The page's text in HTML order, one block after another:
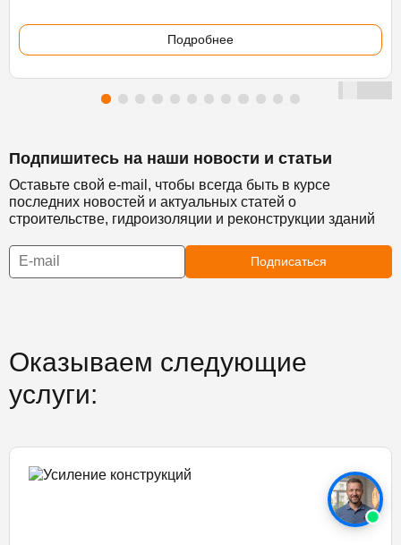
Подробнее
Подпишитесь на наши новости и статьи
Оставьте свой e-mail, чтобы всегда быть в курсе
последних новостей и актуальных статей о
строительстве, гидроизоляции и реконструкции зданий
Подписаться
Оказываем следующие
услуги: